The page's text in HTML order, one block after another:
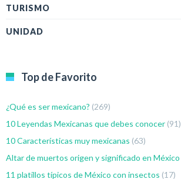
TURISMO
UNIDAD
Top de Favorito
¿Qué es ser mexicano? (269)
10 Leyendas Mexicanas que debes conocer (91)
10 Características muy mexicanas (63)
Altar de muertos origen y significado en México
11 platillos típicos de México con insectos (17)